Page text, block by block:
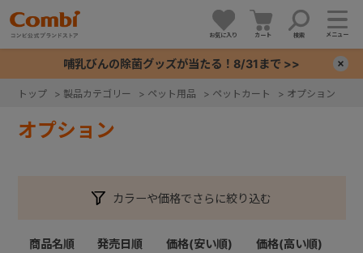
お気に入り カート 検索 メニュー
哺乳びんの除菌グッズが当たる！8/31まで >>
トップ > 製品カテゴリー > ペット用品 > ペットカート > オプション
オプション
カラーや価格でさらに絞り込む
商品名順 発売日順 価格(安い順) 価格(高い順)